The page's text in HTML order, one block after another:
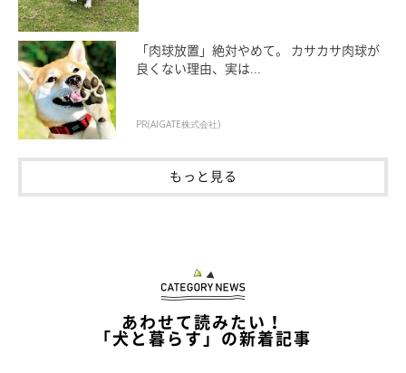
「肉球放置」絶対やめて。 カサカサ肉球が
良くない理由、実は...
PR(AIGATE株式会社)
もっと見る
あわせて読みたい！
「犬と暮らす」の新着記事